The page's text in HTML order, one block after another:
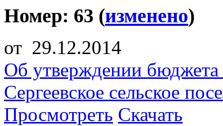
Номер: 63 (изменено)
от 29.12.2014
Об утверждении бюджета
Сергеевское сельское
Просмотреть Скачать